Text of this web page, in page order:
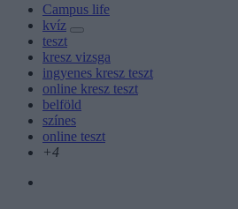
Campus life
kvíz
teszt
kresz vizsga
ingyenes kresz teszt
online kresz teszt
belföld
színes
online teszt
+4